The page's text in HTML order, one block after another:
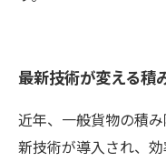
最新技術が変える積
近年、一般貨物の積
新技術が導入され、